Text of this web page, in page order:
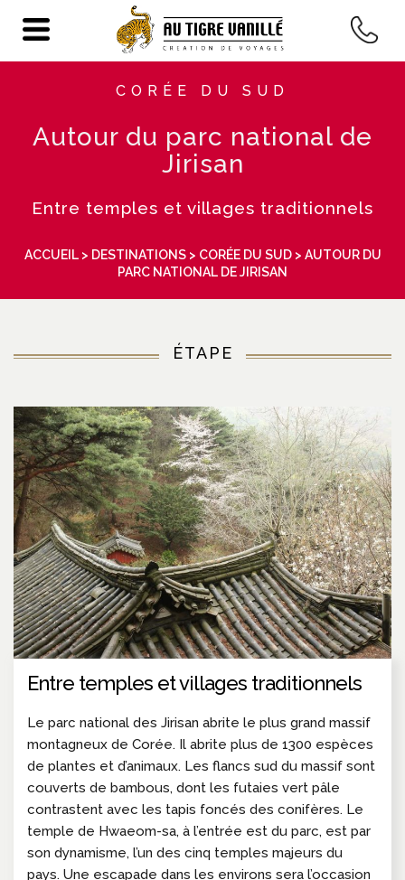
CORÉE DU SUD
Autour du parc national de
Jirisan
Entre temples et villages traditionnels
ACCUEIL> DESTINATIONS> CORÉE DU SUD> AUTOUR DU
PARC NATIONAL DE JIRISAN
ÉTAPE
Entre temples et villages traditionnels
Le parc national des Jirisan abrite le plus grand massif
montagneux de Corée. Il abrite plus de 1300 espèces
de plantes et d’animaux. Les flancs sud du massif sont
couverts de bambous, dont les futaies vert pâle
contrastent avec les tapis foncés des conifères. Le
temple de Hwaeom-sa, à l’entrée est du parc, est par
son dynamisme, l’un des cinq temples majeurs du
pays. Une escapade dans les environs sera l’occasion